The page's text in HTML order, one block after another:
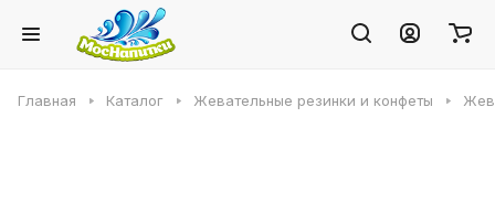
Главная Каталог Жевательные резинки и конфеты